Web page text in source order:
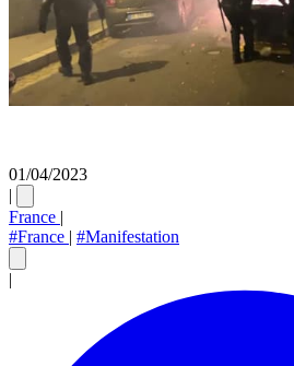
01/04/2023
|
France |
#France | #Manifestation
|